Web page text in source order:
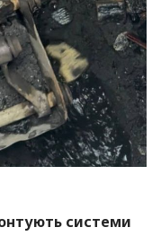
системи